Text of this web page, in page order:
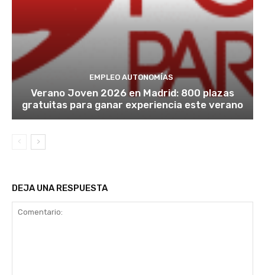
EMPLEO AUTONOMÍAS
Verano Joven 2026 en Madrid: 800 plazas
gratuitas para ganar experiencia este verano
DEJA UNA RESPUESTA